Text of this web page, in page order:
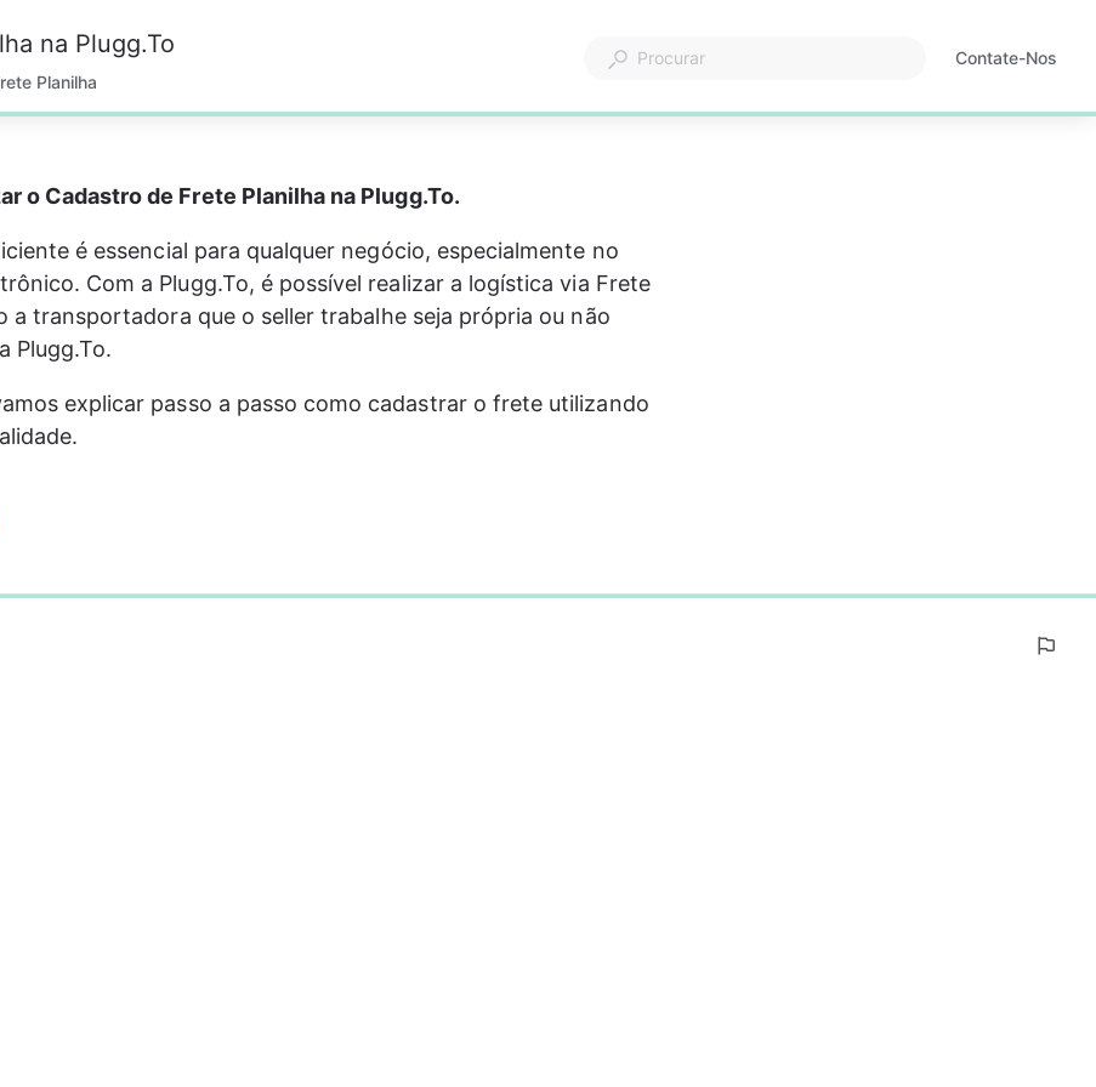
na Plugg.To
Planilha
Contate-Nos
o Cadastro de Frete Planilha na Plugg.To.
é essencial para qualquer negócio, especialmente no
Com a Plugg.To, é possível realizar a logística via Frete
a transportadora que o seller trabalhe seja própria ou não
Plugg.To.
explicar passo a passo como cadastrar o frete utilizando